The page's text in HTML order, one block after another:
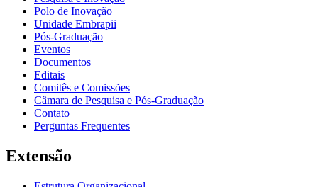
Polo de Inovação
Unidade Embrapii
Pós-Graduação
Eventos
Documentos
Editais
Comitês e Comissões
Câmara de Pesquisa e Pós-Graduação
Contato
Perguntas Frequentes
Extensão